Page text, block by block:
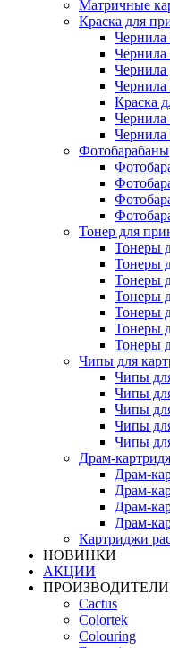
Матричные
Краска для
Чернила
Чернила
Чернила
Чернила
Краска
Чернила
Чернила
Фотобарабаны
Тонер для
Тонеры
Тонеры
Тонеры
Тонеры
Тонеры
Тонеры
Тонеры
Чипы для
Чипы
Чипы
Чипы
Чипы
Чипы
Драм-
Драм-
Драм-
Драм-
Драм-
Картриджи
НОВИНКИ
АКЦИИ
ПРОИЗВОДИТЕЛИ
Cactus
Colortek
Colouring